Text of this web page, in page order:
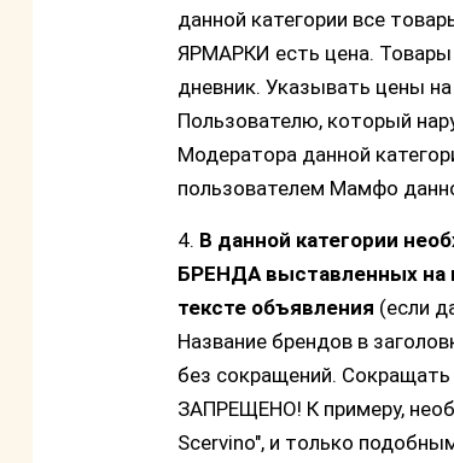
данной категории все
ЯРМАРКИ есть цена. Товары
дневник. Указывать цены
Пользователю, который
Модератора данной
пользователем Мамфо
4. В данной категории
БРЕНДА выставленных на
тексте объявления (если
Название брендов в
без сокращений. Сокращать
ЗАПРЕЩЕНО! К примеру,
Scervino", и только